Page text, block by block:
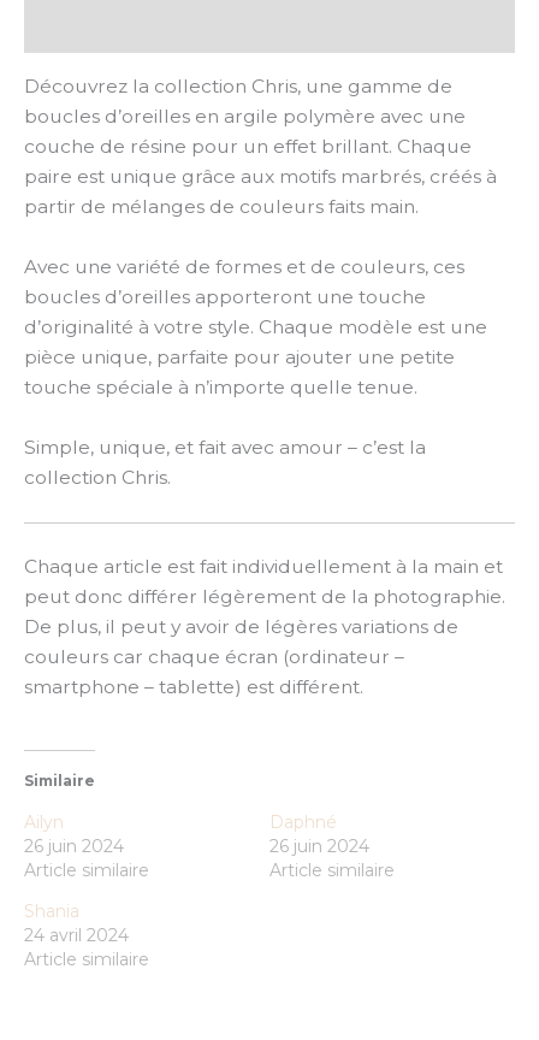
Découvrez la collection Chris, une gamme de
boucles d’oreilles en argile polymère avec une
couche de résine pour un effet brillant. Chaque
paire est unique grâce aux motifs marbrés, créés à
partir de mélanges de couleurs faits main.
Avec une variété de formes et de couleurs, ces
boucles d’oreilles apporteront une touche
d’originalité à votre style. Chaque modèle est une
pièce unique, parfaite pour ajouter une petite
touche spéciale à n’importe quelle tenue.
Simple, unique, et fait avec amour – c’est la
collection Chris.
Chaque article est fait individuellement à la main et
peut donc différer légèrement de la photographie.
De plus, il peut y avoir de légères variations de
couleurs car chaque écran (ordinateur –
smartphone – tablette) est différent.
Similaire
Ailyn
26 juin 2024
Article similaire
Daphné
26 juin 2024
Article similaire
Shania
24 avril 2024
Article similaire